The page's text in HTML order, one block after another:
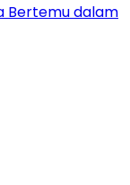
Bertemu dalam